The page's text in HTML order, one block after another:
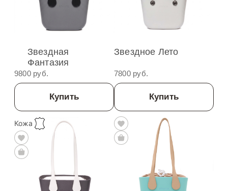
Звездная
Фантазия
9800 руб.
Купить
Звездное Лето
7800 руб.
Купить
Кожа